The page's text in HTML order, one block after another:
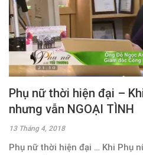
Phụ nữ thời hiện đại –
nhưng vẫn NGOẠI TÌNH
13 Tháng 4, 2018
Phụ nữ thời hiện đại … Khi Phụ